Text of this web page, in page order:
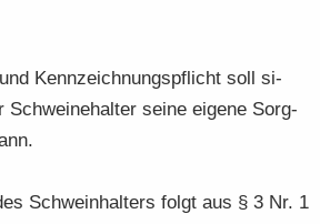
Kenn­zeich­nungs­pflicht soll si­
Schwei­ne­hal­ter seine ei­ge­ne Sorg­
Schwein­hal­ters folgt aus § 3 Nr. 1